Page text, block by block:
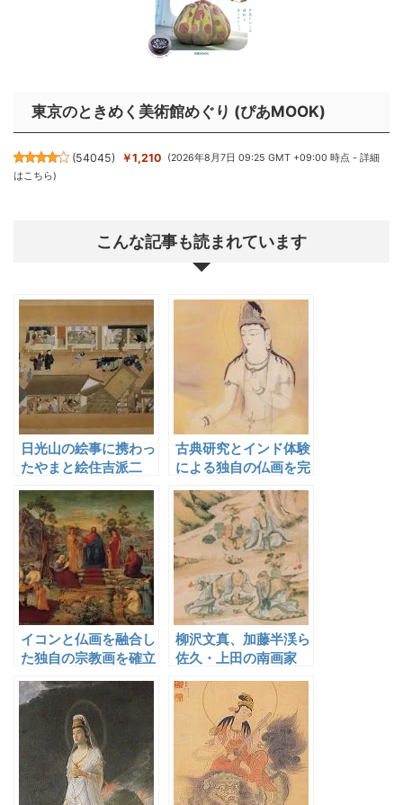
東京のときめく美術館めぐり (ぴあMOOK)
(54045) ￥1,210 (2026年8月7日 09:25 GMT +09:00 時点 -詳細
はこちら)
こんな記事も読まれています
日光山の絵事に携わっ
たやまと絵住吉派二
代・住吉具慶
古典研究とインド体験
による独自の仏画を完
成させた荒井寛方
イコンと仏画を融合し
た独自の宗教画を確立
した牧島如鳩
柳沢文真、加藤半渓ら
佐久・上田の南画家